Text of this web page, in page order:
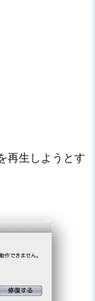
再生しようとす